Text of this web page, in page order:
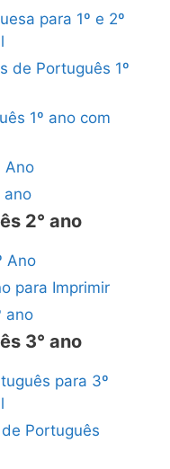
para 1º e 2º
de Português 1º
1º ano com
Ano
ano
2° ano
Ano
para Imprimir
ano
3° ano
para 3º
Português